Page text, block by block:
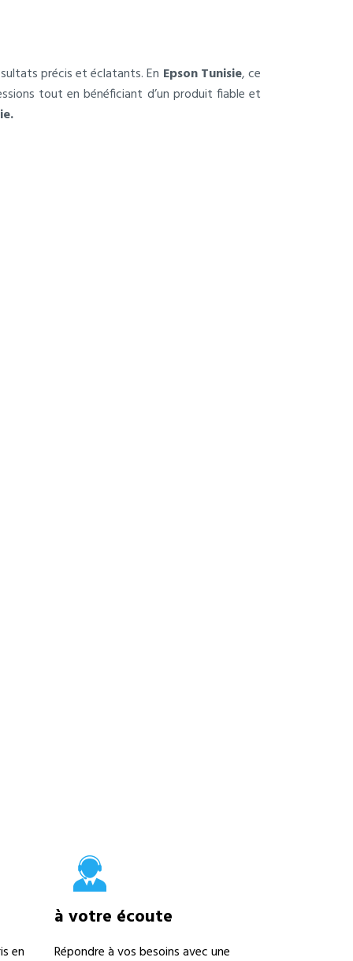
précis et éclatants. En Epson Tunisie, ce
tout en bénéficiant d’un produit fiable et
en
à votre écoute
Répondre à vos besoins avec une